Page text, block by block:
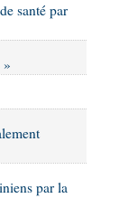
santé par
par la